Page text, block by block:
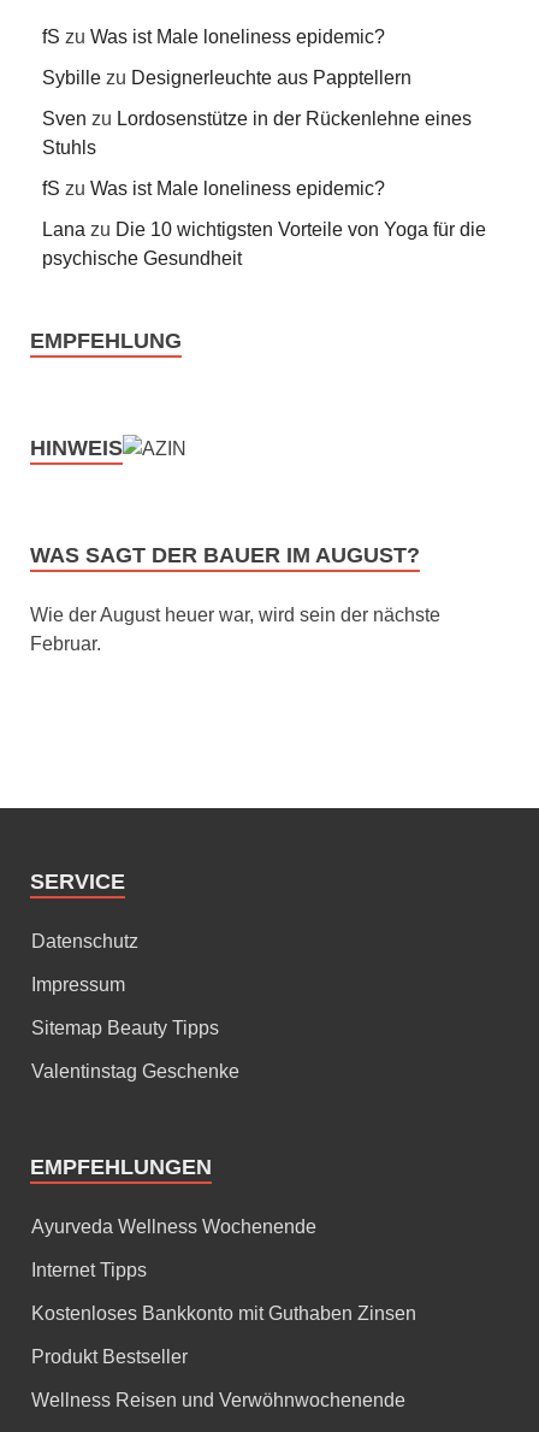
fS zu Was ist Male loneliness epidemic?
Sybille zu Designerleuchte aus Papptellern
Sven zu Lordosenstütze in der Rückenlehne eines
Stuhls
fS zu Was ist Male loneliness epidemic?
Lana zu Die 10 wichtigsten Vorteile von Yoga für die
psychische Gesundheit
EMPFEHLUNG
HINWEIS
WAS SAGT DER BAUER IM AUGUST?
Wie der August heuer war, wird sein der nächste
Februar.
SERVICE
Datenschutz
Impressum
Sitemap Beauty Tipps
Valentinstag Geschenke
EMPFEHLUNGEN
Ayurveda Wellness Wochenende
Internet Tipps
Kostenloses Bankkonto mit Guthaben Zinsen
Produkt Bestseller
Wellness Reisen und Verwöhnwochenende